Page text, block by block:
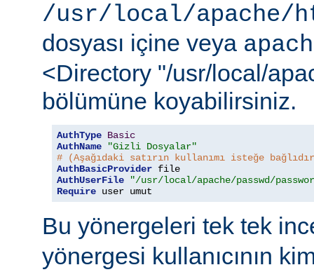
/usr/local/apache/
dosyası içine veya
<Directory "/usr/local/
bölümüne koyabilirsiniz.
AuthType Basic
AuthName
"Gizli Dosyalar"
# (Aşağıdaki satırın kullanımı isteğe
AuthBasicProvider
AuthUserFile
"/usr/local/apache/passwd/
Require user umut
Bu yönergeleri tek tek
yönergesi kullanıcının